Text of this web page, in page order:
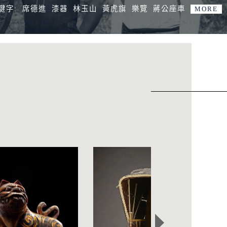
字: 席德進 漆器 林玉山 黃虎旗 樂覽 蔣公座車 MORE